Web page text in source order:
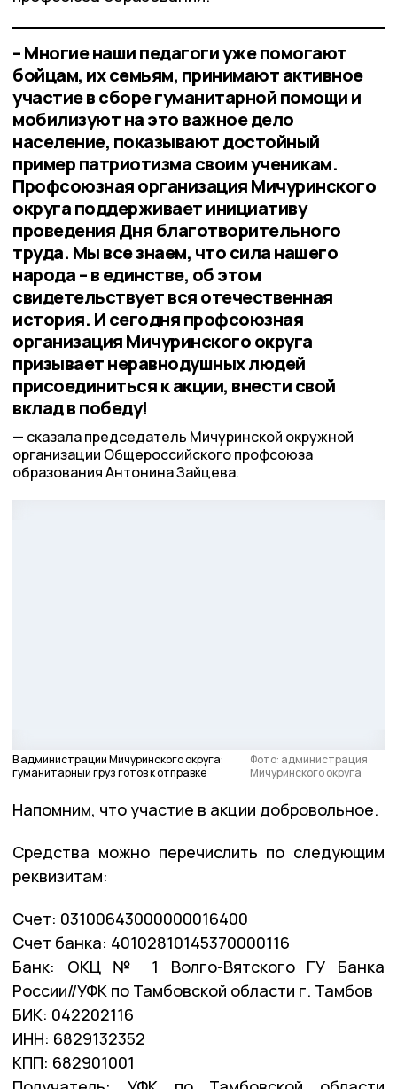
– Многие наши педагоги уже помогают
бойцам, их семьям, принимают активное
участие в сборе гуманитарной помощи и
мобилизуют на это важное дело
население, показывают достойный
пример патриотизма своим ученикам.
Профсоюзная организация Мичуринского
округа поддерживает инициативу
проведения Дня благотворительного
труда. Мы все знаем, что сила нашего
народа – в единстве, об этом
свидетельствует вся отечественная
история. И сегодня профсоюзная
организация Мичуринского округа
призывает неравнодушных людей
присоединиться к акции, внести свой
вклад в победу!
сказала председатель Мичуринской окружной
организации Общероссийского профсоюза
образования Антонина Зайцева.
В администрации Мичуринского округа:
гуманитарный груз готов к отправке
Фото: администрация
Мичуринского округа
Напомним, что участие в акции добровольное.
Средства можно перечислить по следующим
реквизитам:
Счет: 03100643000000016400
Счет банка: 40102810145370000116
Банк: ОКЦ № 1 Волго-Вятского ГУ Банка
России//УФК по Тамбовской области г. Тамбов
БИК: 042202116
ИНН: 6829132352
КПП: 682901001